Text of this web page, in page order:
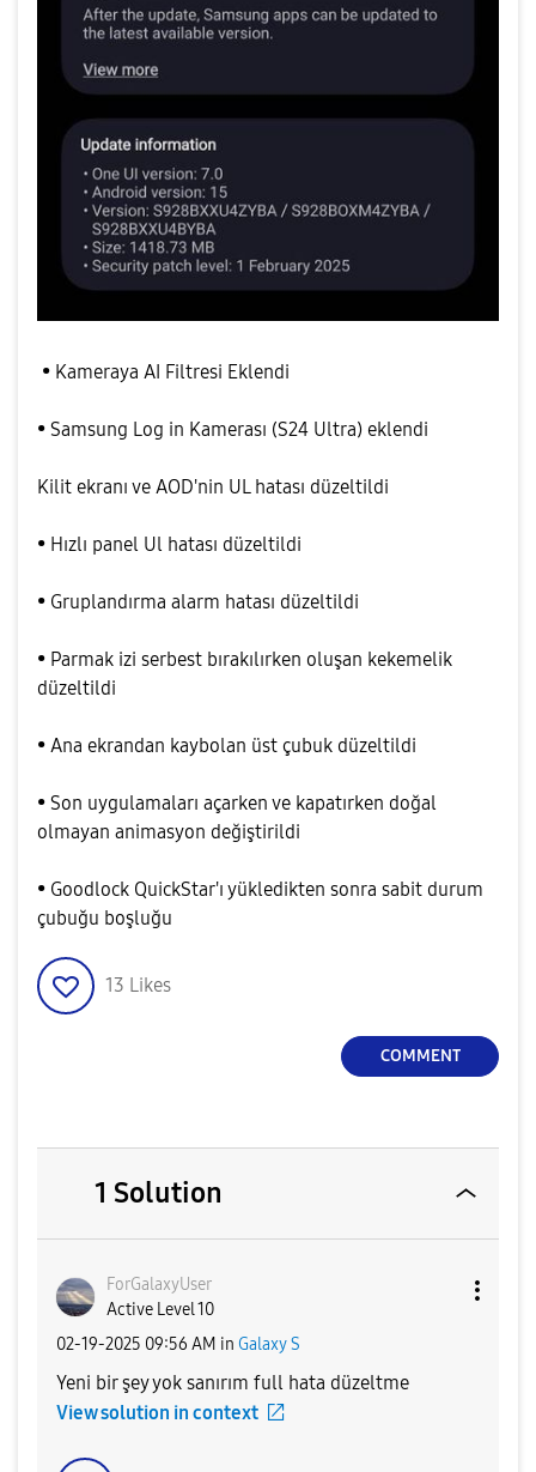
• Kameraya AI Filtresi Eklendi
• Samsung Log in Kamerası (S24 Ultra) eklendi
Kilit ekranı ve AOD'nin UL hatası düzeltildi
• Hızlı panel Ul hatası düzeltildi
• Gruplandırma alarm hatası düzeltildi
• Parmak izi serbest bırakılırken oluşan kekemelik
düzeltildi
• Ana ekrandan kaybolan üst çubuk düzeltildi
• Son uygulamaları açarken ve kapatırken doğal
olmayan animasyon değiştirildi
• Goodlock QuickStar'ı yükledikten sonra sabit durum
çubuğu boşluğu
13 Likes
COMMENT
1 Solution
ForGalaxyUser
Active Level 10
‎02-19-2025 09:56 AM in Galaxy S
Yeni bir şey yok sanırım full hata düzeltme
View solution in context